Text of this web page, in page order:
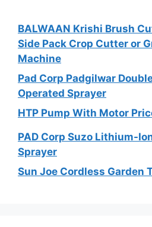
BALWAAN Krishi Brush
Side Pack Crop Cutter or
Machine
Pad Corp Padgilwar
Operated Sprayer
HTP Pump With Motor
PAD Corp Suzo Lithium-
Sprayer
Sun Joe Cordless Garden